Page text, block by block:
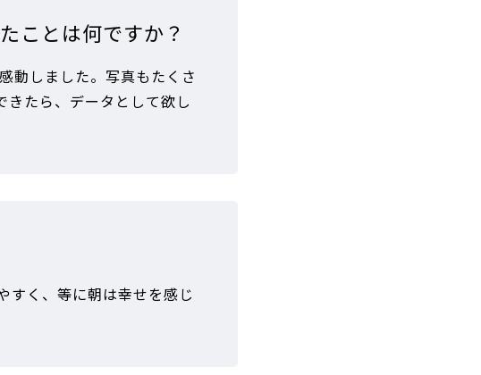
ことは何ですか？
動しました。写真もたくさ
きたら、データとして欲し
すく、等に朝は幸せを感じ